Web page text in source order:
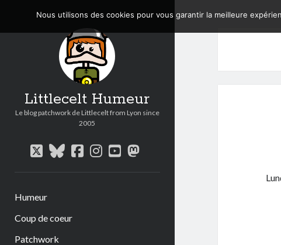
Littlecelt Humeur
Le blog patchwork de Littlecelt from Lyon since
2005
twitterbluesky
facebook
instagram
youtube
mastodon
Humeur
Coup de coeur
Patchwork
Nous utilisons des cookies pour vous garantir la meilleure